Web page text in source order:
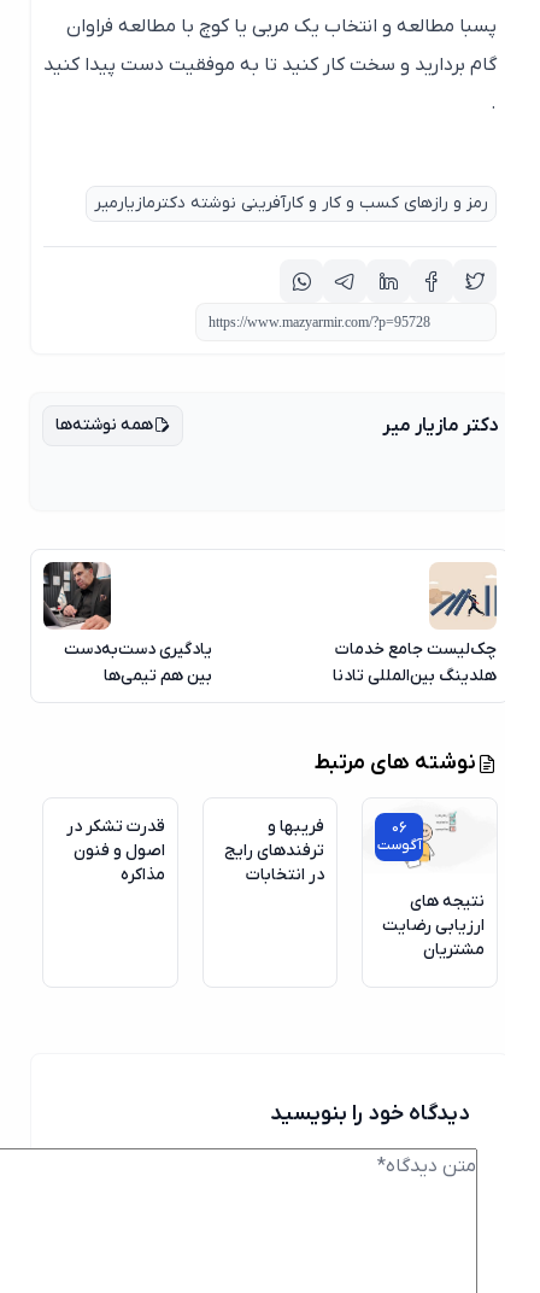
پسبا مطالعه و انتخاب یک مربی یا کوچ با مطالعه فراوان
گام بردارید و سخت کار کنید تا به موفقیت دست پیدا کنید
رمز و رازهای کسب و کار و کارآفرینی نوشته دکترمازیارمیر
دکتر مازیار میر همه نوشته‌ها
چک‌لیست جامع خدمات
هلدینگ بین‌المللی تادنا
یادگیری دست‌به‌دست
بین هم‌ تیمی‌ها
نوشته های مرتبط
06
آگوست
نتیجه های
ارزیابی رضایت
مشتریان
فریبها و
ترفندهای رایج
در انتخابات
قدرت تشکر در
اصول و فنون
مذاکره
دیدگاه خود را بنویسید